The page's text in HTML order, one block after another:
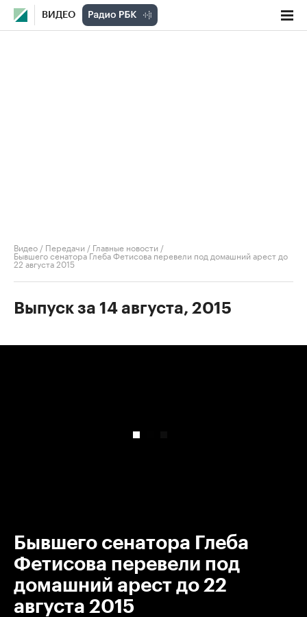
ВИДЕО
Видео / Передачи / Главные новости /
Бывшего сенатора Глеба Фетисова перевели под домашний арест до
22 августа 2015
Выпуск за 14 августа, 2015
Бывшего сенатора Глеба
Фетисова перевели под
домашний арест до 22
августа 2015